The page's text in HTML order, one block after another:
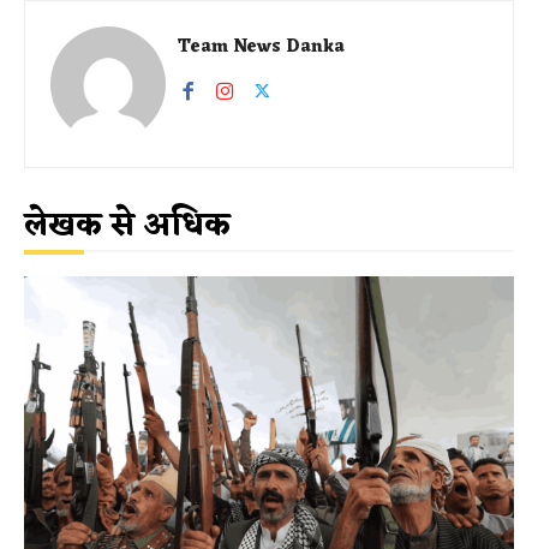
Team News Danka
लेखक से अधिक